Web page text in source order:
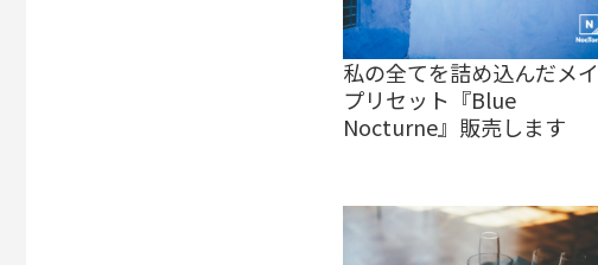
私の全てを詰め込んだメ
プリセット『Blue
Nocturne』販売します